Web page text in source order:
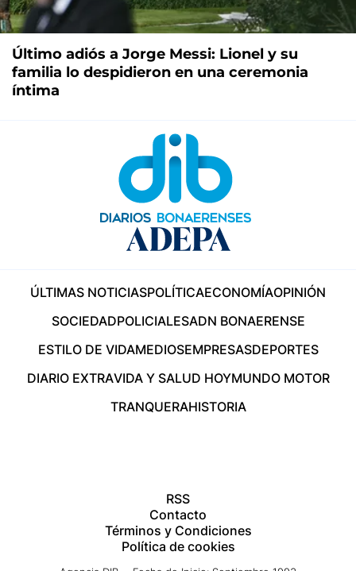
Último adiós a Jorge Messi: Lionel y su
familia lo despidieron en una ceremonia
íntima
ÚLTIMAS NOTICIASPOLÍTICAECONOMÍAOPINIÓN
SOCIEDADPOLICIALESADN BONAERENSE
ESTILO DE VIDAMEDIOSEMPRESASDEPORTES
DIARIO EXTRAVIDA Y SALUD HOYMUNDO MOTOR
TRANQUERAHISTORIA
RSS
Contacto
Términos y Condiciones
Política de cookies